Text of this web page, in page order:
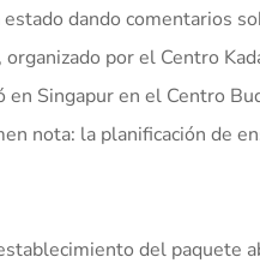
dando comentarios
por el Centro
en Singapur en el Centro
nota: la planificación de
del